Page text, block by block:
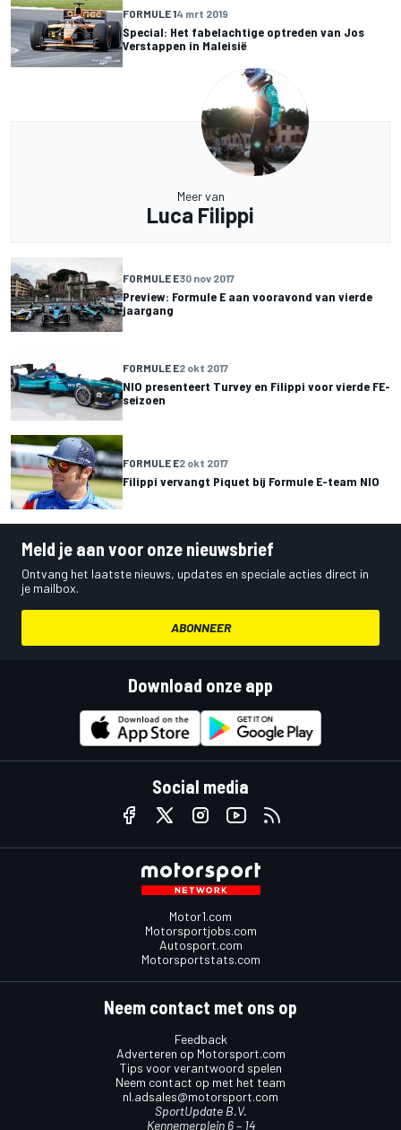
FORMULE 14 mrt 2019
Special: Het fabelachtige optreden van Jos
Verstappen in Maleisië
Meer van
Luca Filippi
FORMULE E30 nov 2017
Preview: Formule E aan vooravond van vierde
jaargang
FORMULE E2 okt 2017
NIO presenteert Turvey en Filippi voor vierde FE-
seizoen
FORMULE E2 okt 2017
Filippi vervangt Piquet bij Formule E-team NIO
Meld je aan voor onze nieuwsbrief
Ontvang het laatste nieuws, updates en speciale acties direct in
je mailbox.
ABONNEER
Download onze app
Social media
Motor1.com
Motorsportjobs.com
Autosport.com
Motorsportstats.com
Neem contact met ons op
Feedback
Adverteren op Motorsport.com
Tips voor verantwoord spelen
Neem contact op met het team
nl.adsales@motorsport.com
SportUpdate B.V.
Kennemerplein 6 – 14